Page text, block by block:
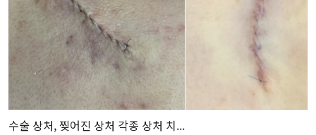
수술 상처, 찢어진 상처 각종 상처 치...